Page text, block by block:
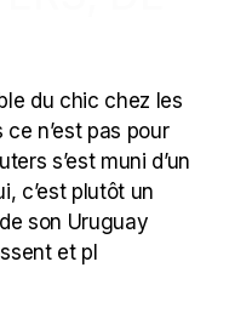
du chic chez les
n’est pas pour
s’est muni d’un
c’est plutôt un
son Uruguay
et pl